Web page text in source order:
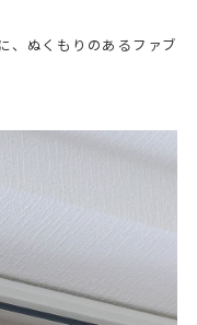
、ぬくもりのあるファブ